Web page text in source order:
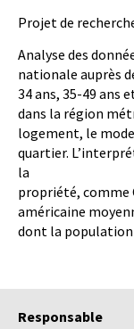
Projet de
Analyse des
nationale auprès
34 ans, 35-49 ans
dans la région
logement, le
quartier.
la
propriété, comme
américaine
dont la
Responsable